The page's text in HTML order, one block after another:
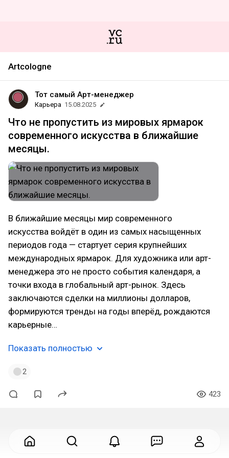
Artcologne
Тот самый Арт-менеджер
Карьера 15.08.2025
Что не пропустить из мировых ярмарок
современного искусства в ближайшие
месяцы.
В ближайшие месяцы мир современного
искусства войдёт в один из самых насыщенных
периодов года — стартует серия крупнейших
международных ярмарок. Для художника или арт-
менеджера это не просто события календаря, а
точки входа в глобальный арт-рынок. Здесь
заключаются сделки на миллионы долларов,
формируются тренды на годы вперёд, рождаются
карьерные…
Показать полностью
2
423